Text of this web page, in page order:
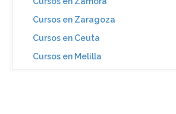
Cursos en Zaragoza
Cursos en Ceuta
Cursos en Melilla